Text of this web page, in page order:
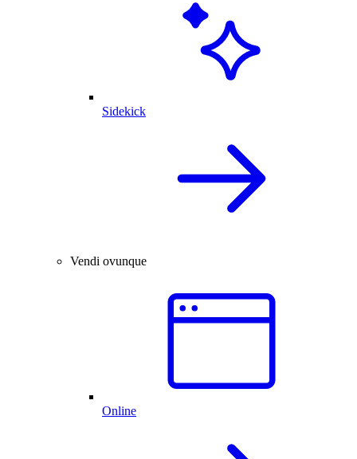
Sidekick
Vendi ovunque
Online